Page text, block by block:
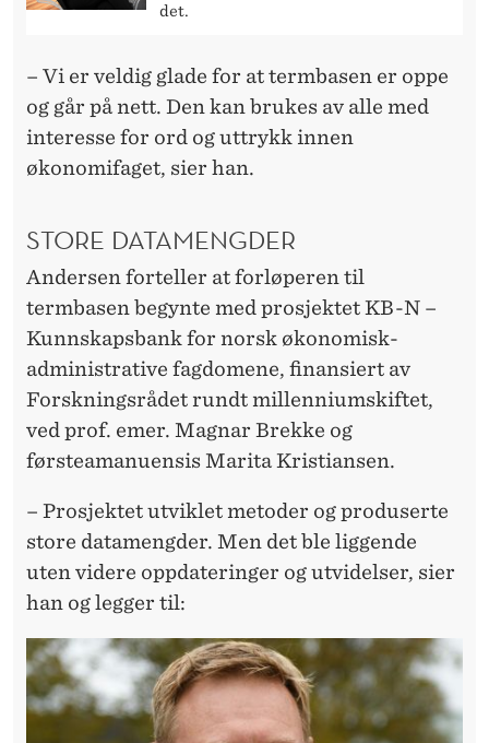
det.
– Vi er veldig glade for at termbasen er oppe
og går på nett. Den kan brukes av alle med
interesse for ord og uttrykk innen
økonomifaget, sier han.
STORE DATAMENGDER
Andersen forteller at forløperen til
termbasen begynte med prosjektet KB-N –
Kunnskapsbank for norsk økonomisk-
administrative fagdomene, finansiert av
Forskningsrådet rundt millenniumskiftet,
ved prof. emer. Magnar Brekke og
førsteamanuensis Marita Kristiansen.
– Prosjektet utviklet metoder og produserte
store datamengder. Men det ble liggende
uten videre oppdateringer og utvidelser, sier
han og legger til: